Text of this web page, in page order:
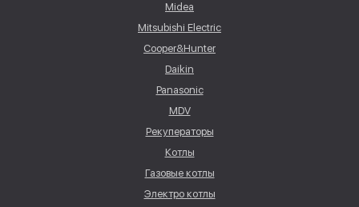
Midea
Mitsubishi Electric
Cooper&Hunter
Daikin
Panasonic
MDV
Рекуператоры
Котлы
Газовые котлы
Электро котлы